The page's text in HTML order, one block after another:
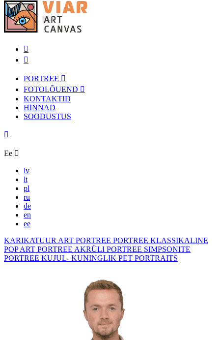
PORTREE
FOTOLÕUEND
KONTAKTID
HINNAD
SOODUSTUS
Ee
lv
lt
pl
ru
de
en
ee
KARIKATUUR ART PORTREE PORTREE KLASSIKALINE
POP ART PORTREE AKRÜLI PORTREE SIMPSONITE
PORTREE KUJUL- KUNINGLIK PET PORTRAITS